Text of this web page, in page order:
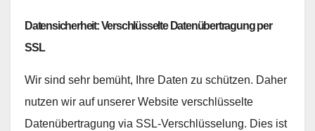
Datensicherheit: Verschlüsselte Datenübertragung per
SSL
Wir sind sehr bemüht, Ihre Daten zu schützen. Daher
nutzen wir auf unserer Website verschlüsselte
Datenübertragung via SSL-Verschlüsselung. Dies ist